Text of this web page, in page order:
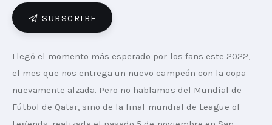
SUBSCRIBE
Llegó el momento más esperado por los fans este 2022,
el mes que nos entrega un nuevo campeón con la copa
nuevamente alzada. Pero no hablamos del Mundial de
Fútbol de Qatar, sino de la final mundial de League of